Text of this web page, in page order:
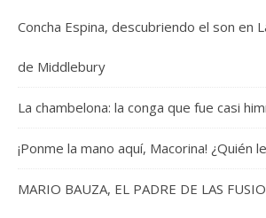
Concha Espina, descubriendo el son en
de Middlebury
La chambelona: la conga que fue casi
¡Ponme la mano aquí, Macorina! ¿Quién
MARIO BAUZA, EL PADRE DE LAS